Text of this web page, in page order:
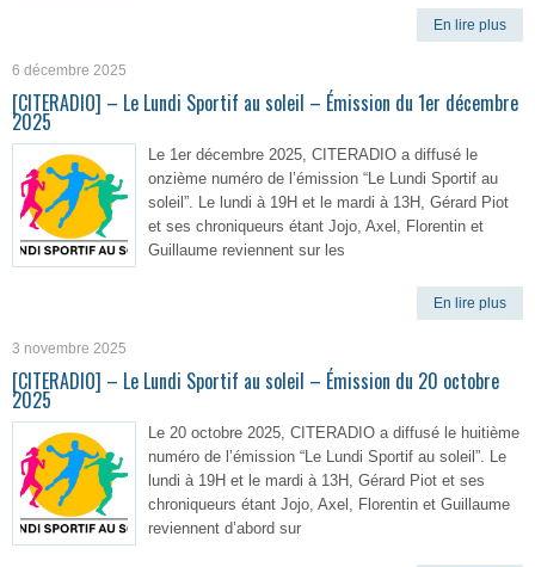
En lire plus
6 décembre 2025
[CITERADIO] – Le Lundi Sportif au soleil – Émission du 1er décembre
2025
Le 1er décembre 2025, CITERADIO a diffusé le
onzième numéro de l’émission “Le Lundi Sportif au
soleil”. Le lundi à 19H et le mardi à 13H, Gérard Piot
et ses chroniqueurs étant Jojo, Axel, Florentin et
Guillaume reviennent sur les
En lire plus
3 novembre 2025
[CITERADIO] – Le Lundi Sportif au soleil – Émission du 20 octobre
2025
Le 20 octobre 2025, CITERADIO a diffusé le huitième
numéro de l’émission “Le Lundi Sportif au soleil”. Le
lundi à 19H et le mardi à 13H, Gérard Piot et ses
chroniqueurs étant Jojo, Axel, Florentin et Guillaume
reviennent d’abord sur